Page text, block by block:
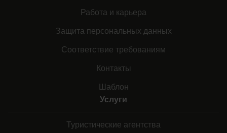
Работа и карьера
Защита персональных данных
Соответствие требованиям
Контакты
Шаблон
Услуги
Туристические агентства